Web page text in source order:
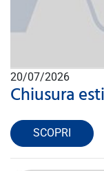
20/07/2026
Chiusura
SCOPRI